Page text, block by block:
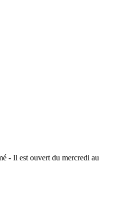
- Il est ouvert du mercredi au